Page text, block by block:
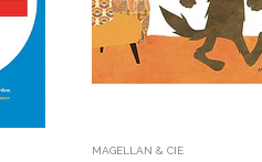
MAGELLAN & CIE